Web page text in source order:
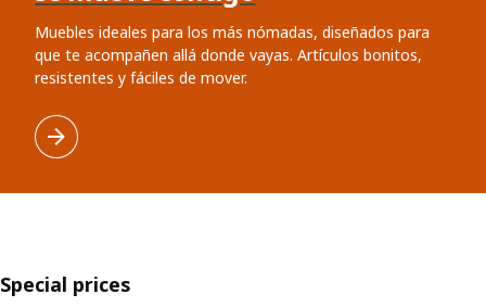
Muebles ideales para los más nómadas, diseñados para
que te acompañen allá donde vayas. Artículos bonitos,
resistentes y fáciles de mover.
Special prices